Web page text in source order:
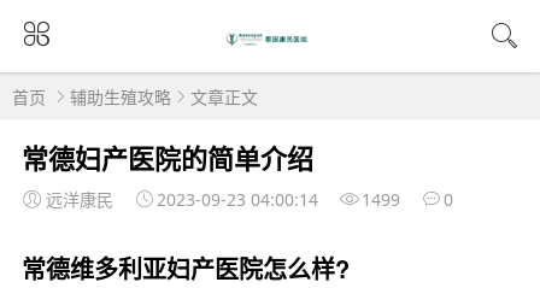
首页 辅助生殖攻略 文章正文
常德妇产医院的简单介绍
远洋康民 2023-09-23 04:00:14 1499 0
常德维多利亚妇产医院怎么样?